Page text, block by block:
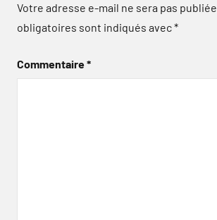
Votre adresse e-mail ne sera pas publiée.
obligatoires sont indiqués avec*
Commentaire*